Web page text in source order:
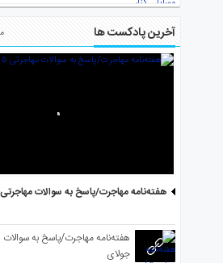
آخرین پادکست ها
هفته‌نامه مهاجرت/پاسخ به سوالات مهاجرتی ۵ آگوست
جولای